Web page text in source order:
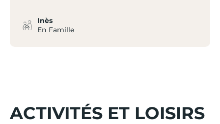
Inès
En Famille
ACTIVITÉS ET LOISIRS